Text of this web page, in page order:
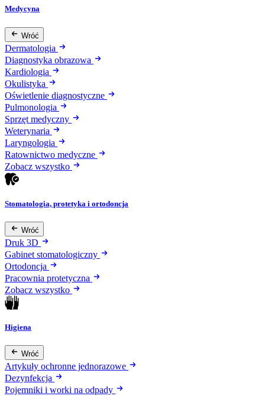
Medycyna
Wróć
Dermatologia
Diagnostyka obrazowa
Kardiologia
Okulistyka
Oświetlenie diagnostyczne
Pulmonologia
Sprzęt medyczny
Weterynaria
Laryngologia
Ratownictwo medyczne
Zobacz wszystko
Stomatologia, protetyka i ortodoncja
Wróć
Druk 3D
Gabinet stomatologiczny
Ortodoncja
Pracownia protetyczna
Zobacz wszystko
Higiena
Wróć
Artykuły ochronne jednorazowe
Dezynfekcja
Pojemniki i worki na odpady